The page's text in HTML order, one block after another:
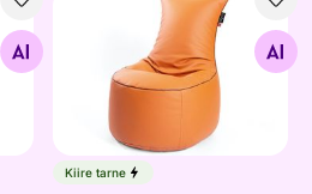
Otsi sarnaseid
Kiire tarne